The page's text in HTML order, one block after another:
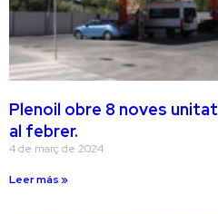
Plenoil obre 8 noves
al febrer.
4 de març de 2024
Leer más »